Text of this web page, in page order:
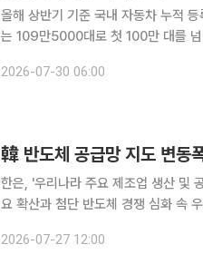
올해 상반기 기준 국내 자동차 누적
는 109만5000대로 첫 100만 대를 넘
1000대, 0.6% 증가했다고 30일 밝
2026-07-30 06:00
韓 반도체 공급망 지도 변동
한은, '우리나라 주요 제조업 생산 및 공급망지
요 확산과 첨단 반도체 경쟁 심화 속
장비 부문에서는 네덜란드에 대한 수
2026-07-27 12:00